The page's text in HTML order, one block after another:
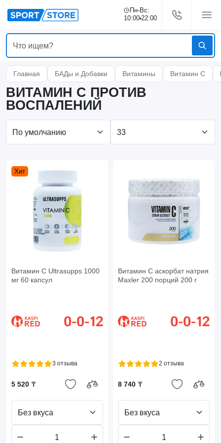
Пн-Вс:
10:00 22:00
Главная БАДы и Добавки Витамины Витамин С
ВИТАМИН C ПРОТИВ
ВОСПАЛЕНИЙ
Хит
Витамин С Ultrasupps 1000
мг 60 капсул
3 отзыва
5 520 ₸
Без вкуса
Витамин С аскорбат натрия
Maxler 200 порций 200 г
2 отзыва
8 740 ₸
Без вкуса